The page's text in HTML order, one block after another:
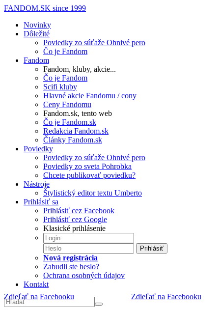
FANDOM.SK since 1999
Novinky
Dôležité
Poviedky zo súťaže Ohnivé pero
Čo je Fandom
Fandom
Fandom, kluby, akcie...
Čo je Fandom
Scifi kluby
Hlavné akcie Fandomu / cony
Ceny Fandomu
Fandom.sk, tento web
Čo je Fandom.sk
Redakcia Fandom.sk
Články Fandom.sk
Poviedky
Poviedky zo súťaže Ohnivé pero
Poviedky zo sveta Pohrobka
Chcete publikovať poviedku?
Nástroje
Štylistický editor textu Umberto
Prihlásiť sa
Prihlásiť cez Facebook
Prihlásiť cez Google
Klasické prihlásenie
Prihlásiť
Nová registrácia
Zabudli ste heslo?
Ochrana osobných údajov
Kontakt
Zdieľať na Facebooku
Zdieľať na Facebooku